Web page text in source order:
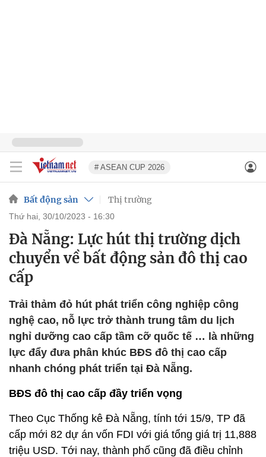
# ASEAN CUP 2026
Bất động sản Thị trường
thứ hai, 30/10/2023 - 16:30
Đà Nẵng: Lực hút thị trường dịch
chuyển về bất động sản đô thị cao
cấp
Trải thảm đỏ hút phát triển công nghiệp công
nghệ cao, nỗ lực trở thành trung tâm du lịch
nghỉ dưỡng cao cấp tầm cỡ quốc tế … là những
lực đẩy đưa phân khúc BĐS đô thị cao cấp
nhanh chóng phát triển tại Đà Nẵng.
BĐS đô thị cao cấp đầy triển vọng
Theo Cục Thống kê Đà Nẵng, tính tới 15/9, TP đã
cấp mới 82 dự án vốn FDI với giá tổng giá trị 11,888
triệu USD. Tới nay, thành phố cũng đã điều chỉnh